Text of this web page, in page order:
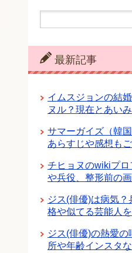
最新記事
イムスジョンの結
ヌル？現在とあい
サマーガイズ（韓
あらすじや感想も
チヒョヌのwikiプ
や兵役、整形前の
ジス(俳優)は病気
格や似てる芸能人を
ジス(俳優)の熱愛
所や年齢インスタ